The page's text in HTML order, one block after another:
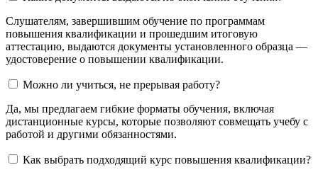
Слушателям, завершившим обучение по программам
повышения квалификации и прошедшим итоговую
аттестацию, выдаются документы установленного образца —
удостоверение о повышении квалификации.
Можно ли учиться, не прерывая работу?
Да, мы предлагаем гибкие форматы обучения, включая
дистанционные курсы, которые позволяют совмещать учебу с
работой и другими обязанностями.
Как выбрать подходящий курс повышения квалификации?